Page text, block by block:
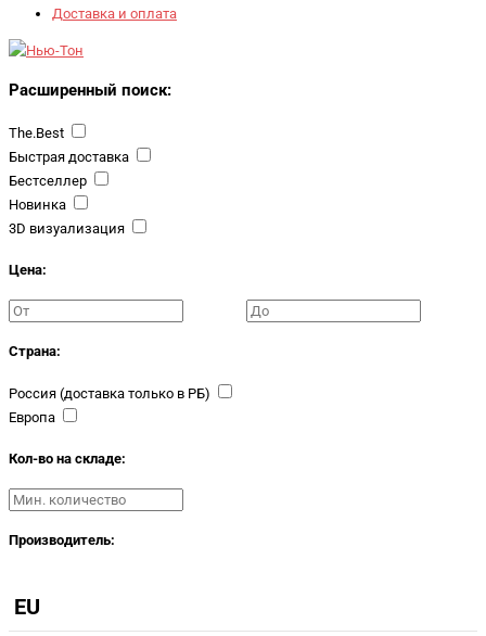
Доставка и оплата
Расширенный поиск:
The.Best
Быстрая доставка
Бестселлер
Новинка
3D визуализация
Цена:
Страна:
Россия (доставка только в РБ)
Европа
Кол-во на складе:
Производитель:
EU